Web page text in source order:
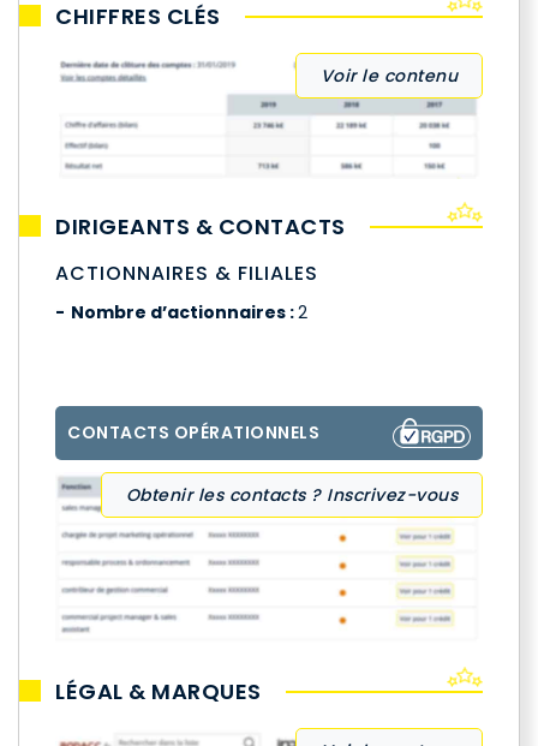
CHIFFRES CLÉS
Voir le contenu
DIRIGEANTS & CONTACTS
ACTIONNAIRES & FILIALES
Nombre d’actionnaires :2
CONTACTS OPÉRATIONNELS
Obtenir les contacts ? Inscrivez-vous
LÉGAL & MARQUES